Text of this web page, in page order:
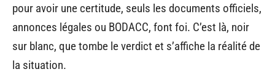
pour avoir une certitude, seuls les documents officiels,
annonces légales ou BODACC, font foi. C’est là, noir
sur blanc, que tombe le verdict et s’affiche la réalité de
la situation.